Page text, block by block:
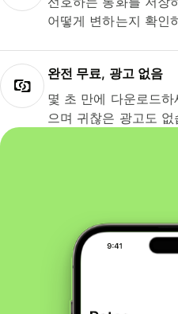
어떻게 변하는지 확인
완전 무료, 광고 없음
몇 초 만에 다운로드
으며 귀찮은 광고도 없